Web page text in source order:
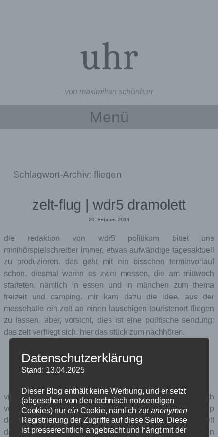
uhr
von maximilian schönherr
Menü
Schlagwort-Archiv:fliegen
zelt-flug | wdr5 dramolett
20. Februar 2014
die redaktion von wdr5 politikum bittet uns
minihörspielschreiber immer, etwas aufwändige tagesaktuell
zu produzieren. das geht mit ein bisschen terminvorlauf
schon. diesmal waren es zwei messen, die am mittwoch
starteten, nämlich in essen und in münchen zum thema
freizeit und camping. mir kam dazu die idee, aus der
messehalle ein zelt an einen lauschigen touristenort fliegen
zu lassen. aber, vorsicht, dies ist eine politische sendung:
das zelt verfliegt sich. hier das stück zum nachhören.
vier stimmen sind in den dreiminüter zu hören. elisabeth
verhoeven spielt die messeverkäuferin,ela paulund philipp
danne (foto unten) spielen das pärchen, das sich im zelt
durch die welt transportieren lässt. weil niemand die bösen
Datenschutzerklärung
Stand: 13.04.2025
Dieser Blog enthält keine Werbung, und er setzt
(abgesehen von den technisch notwendigen
Cookies) nur einCookie, nämlich zur anonymen
Registrierung der Zugriffe auf diese Seite. Diese
ist presserechtlich angebracht und hängt mit der